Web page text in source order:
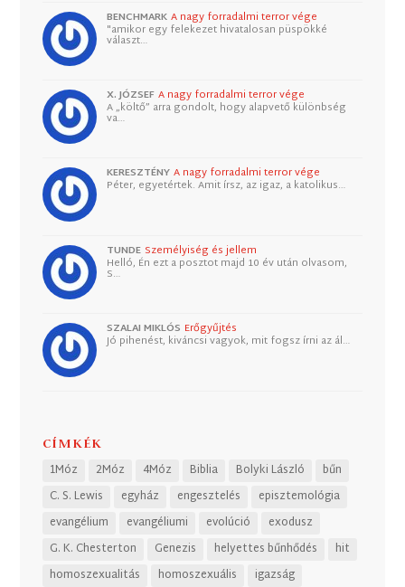
BENCHMARK A nagy forradalmi terror vége
"amikor egy felekezet hivatalosan püspökké
választ…
X. JÓZSEF A nagy forradalmi terror vége
A „költő” arra gondolt, hogy alapvető különbség
va…
KERESZTÉNY A nagy forradalmi terror vége
Péter, egyetértek. Amit írsz, az igaz, a katolikus…
TUNDE Személyiség és jellem
Helló, Én ezt a posztot majd 10 év után olvasom,
S…
SZALAI MIKLÓS Erőgyűjtés
Jó pihenést, kiváncsi vagyok, mit fogsz írni az ál…
CÍMKÉK
1Móz 2Móz 4Móz Biblia Bolyki László
bűn
C. S. Lewis
egyház engesztelés
episztemológia
evangélium
evangéliumi evolúció
exodusz
G. K. Chesterton
Genezis helyettes bűnhődés
hit
homoszexualitás
homoszexuális igazság